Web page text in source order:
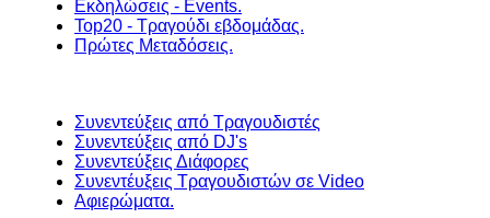
Εκδηλώσεις - Events.
Top20 - Τραγούδι εβδομάδας.
Πρώτες Μεταδόσεις.
Συνεντεύξεις από Τραγουδιστές
Συνεντεύξεις από DJ's
Συνεντεύξεις Διάφορες
Συνεντέυξεις Τραγουδιστών σε Video
Αφιερώματα.